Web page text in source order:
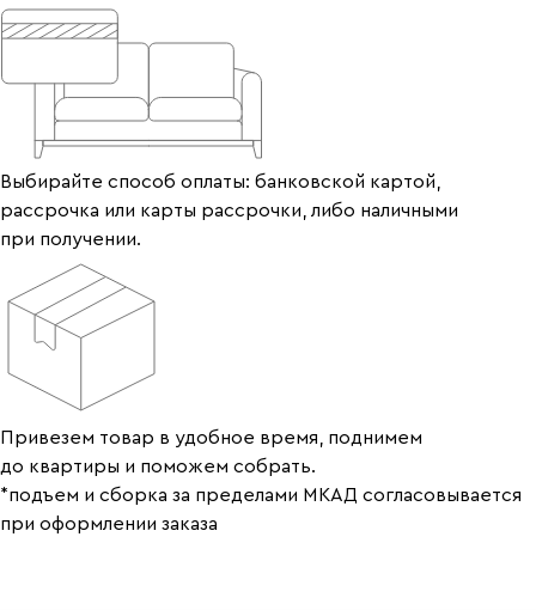
Выбирайте способ оплаты: банковской картой,
рассрочка или карты рассрочки, либо наличными
при получении.
Привезем товар в удобное время, поднимем
до квартиры и поможем собрать.
*подъем и сборка за пределами МКАД согласовывается
при оформлении заказа